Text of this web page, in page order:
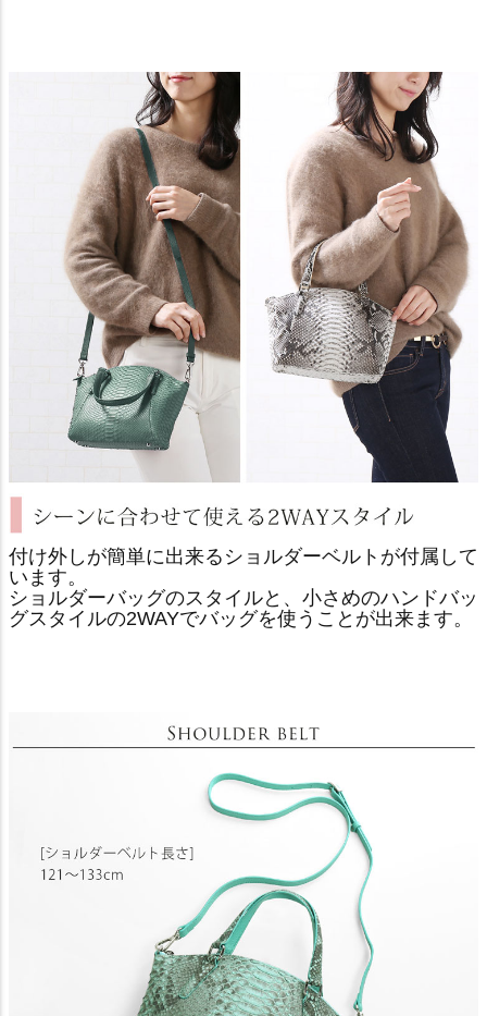
付け外しが簡単に出来るショルダーベルトが付属して
います。
ショルダーバッグのスタイルと、小さめのハンドバッ
グスタイルの2WAYでバッグを使うことが出来ます。